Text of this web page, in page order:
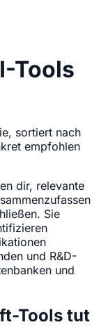
Tools
sortiert nach
empfohlen
dir, relevante
Sie
und R&D-
und
Tools tut